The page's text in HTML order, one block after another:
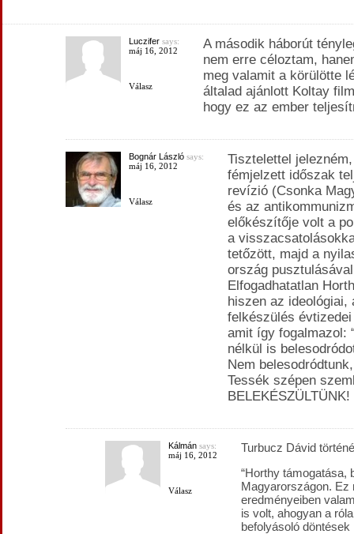
Luczifersays:
máj 16, 2012
Válasz
A második háborút
nem erre céloztam,
meg valamit a körülötte
általad ajánlott Koltay
hogy ez az ember
Bognár Lászlósays:
máj 16, 2012
Válasz
Tisztelettel
fémjelzett időszak
revízió (Csonka
és az
előkészítője volt a
a
tetőzött, majd a
ország
Elfogadhatatlan
hiszen az ideológiai,
felkészülés
amit így fogalmazol:
nélkül is
Nem
Tessék szépen
BELEKÉSZÜLTÜNK!
Kálmánsays:
máj 16, 2012
Válasz
Turbucz Dávid
“Horthy támogatása,
Magyarországon. Ez
eredményeiben
is volt, ahogyan a
befolyásoló döntések